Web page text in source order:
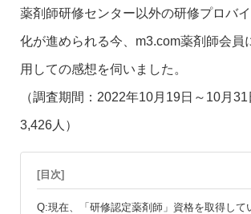
薬剤師研修センター以外の研修プロバ
化が進められる今、m3.com薬剤師会員
用しての感想を伺いました。
（調査期間：2022年10月19日～10月
3,426人）
[目次]
Q:現在、「研修認定薬剤師」資格を取得して